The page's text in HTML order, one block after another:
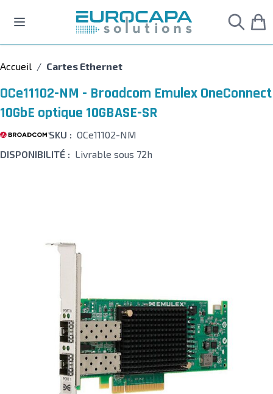
Accueil / Cartes Ethernet
OCe11102-NM - Broadcom Emulex OneConnect
10GbE optique 10GBASE-SR
SKU : OCe11102-NM
DISPONIBILITÉ : Livrable sous 72h